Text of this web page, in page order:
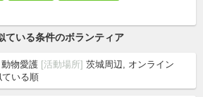
ている条件のボランティア
動物愛護 [活動場所] 茨城周辺, オンライン
いる順